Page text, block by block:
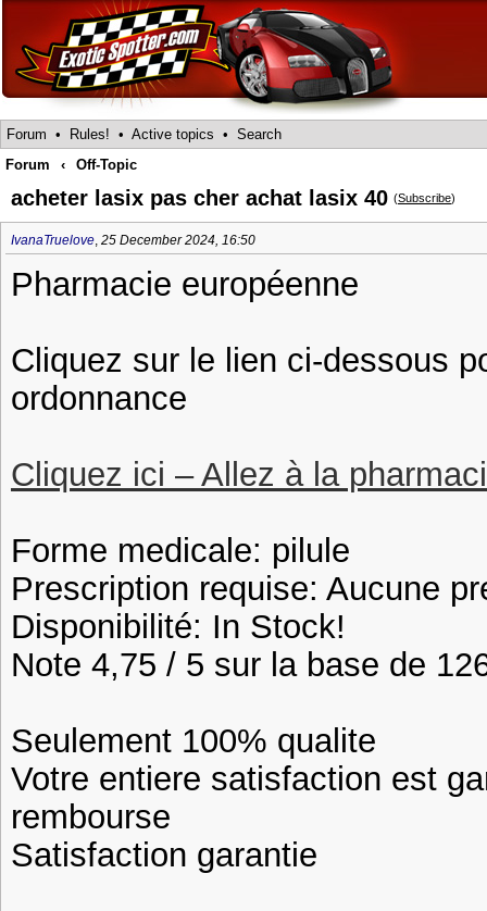
Forum • Rules! • Active topics • Search
Forum
‹ Off-Topic
acheter lasix pas cher achat lasix 40 (Subscribe)
IvanaTruelove, 25 December 2024, 16:50
Pharmacie européenne
Cliquez sur le lien ci-dessous
ordonnance
Cliquez ici – Allez à la
Forme medicale: pilule
Prescription requise: Aucune
Disponibilité: In Stock!
Note 4,75 / 5 sur la base de
Seulement 100% qualite
Votre entiere satisfaction est
rembourse
Satisfaction garantie